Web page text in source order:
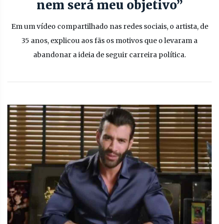
nem será meu objetivo”
Em um vídeo compartilhado nas redes sociais, o artista, de
35 anos, explicou aos fãs os motivos que o levaram a
abandonar a ideia de seguir carreira política.